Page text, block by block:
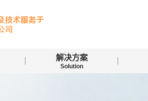
解决方案
Solution